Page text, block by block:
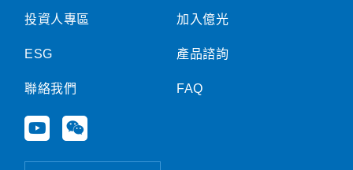
投資人專區
ESG
聯絡我們
Y
o
W
e
加入億光
產品諮詢
FAQ